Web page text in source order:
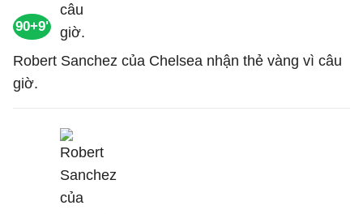
90+9'
Robert Sanchez của Chelsea nhận thẻ vàng vì câu
giờ.